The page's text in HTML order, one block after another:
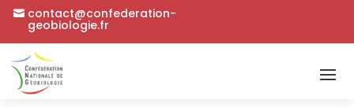
contact@confederation-
geobiologie.fr